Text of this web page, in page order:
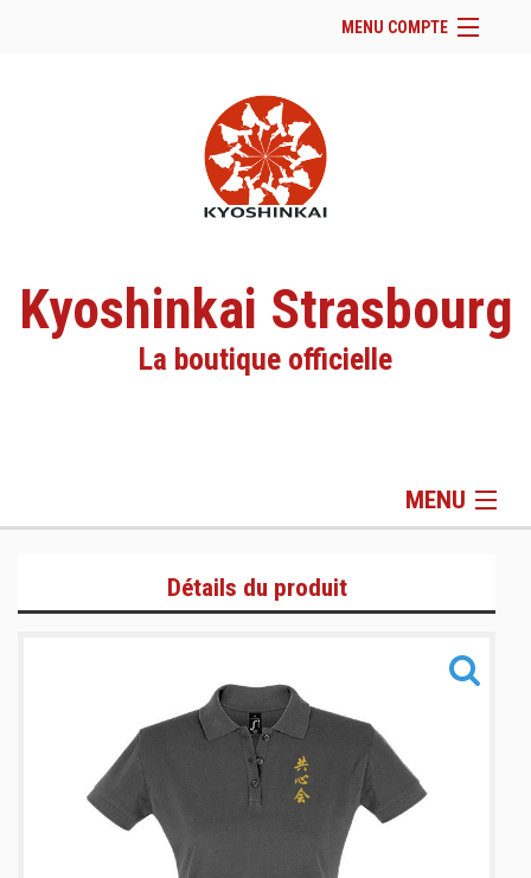
MENU COMPTE
Site Web du club
Facebook
Se connecter
Panier (vide)
Kyoshinkai Strasbourg
La boutique officielle
MENU
Zoodies/Vestes
Informations
Détails du produit